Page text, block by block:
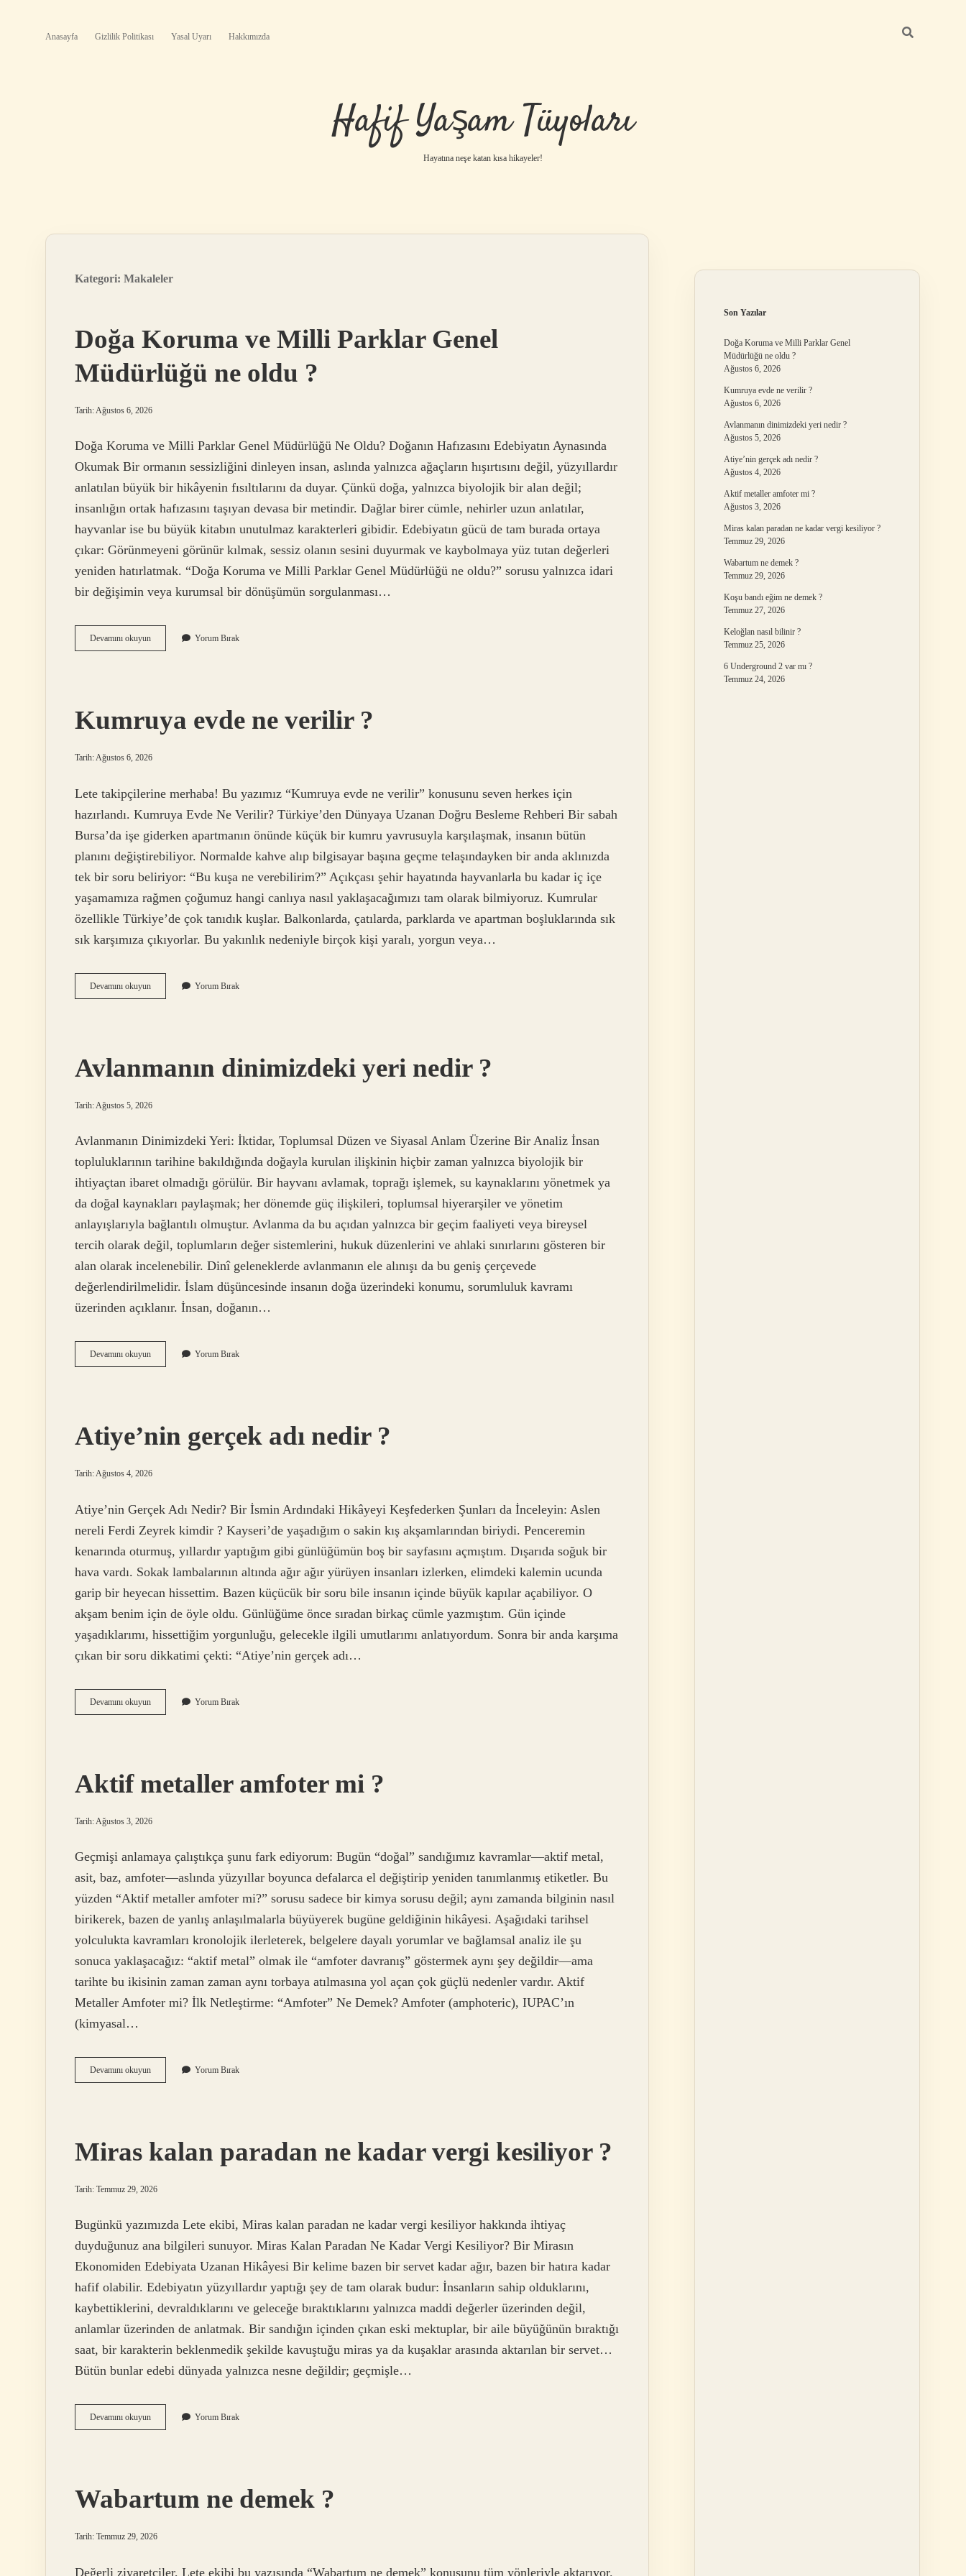
Anasayfa Gizlilik Politikası Yasal Uyarı Hakkımızda
Hafif Yaşam Tüyoları
Hayatına neşe katan kısa hikayeler!
Kategori: Makaleler
Doğa Koruma ve Milli Parklar Genel
Müdürlüğü ne oldu ?
Tarih: Ağustos 6, 2026
Doğa Koruma ve Milli Parklar Genel Müdürlüğü Ne Oldu? Doğanın Hafızasını Edebiyatın Aynasında
Okumak Bir ormanın sessizliğini dinleyen insan, aslında yalnızca ağaçların hışırtısını değil, yüzyıllardır
anlatılan büyük bir hikâyenin fısıltılarını da duyar. Çünkü doğa, yalnızca biyolojik bir alan değil;
insanlığın ortak hafızasını taşıyan devasa bir metindir. Dağlar birer cümle, nehirler uzun anlatılar,
hayvanlar ise bu büyük kitabın unutulmaz karakterleri gibidir. Edebiyatın gücü de tam burada ortaya
çıkar: Görünmeyeni görünür kılmak, sessiz olanın sesini duyurmak ve kaybolmaya yüz tutan değerleri
yeniden hatırlatmak. “Doğa Koruma ve Milli Parklar Genel Müdürlüğü ne oldu?” sorusu yalnızca idari
bir değişimin veya kurumsal bir dönüşümün sorgulanması…
Devamını okuyunDoğa
Koruma
Müdürlüğü
ne
?
Yorum Bırak
Kumruya evde ne verilir ?
Tarih: Ağustos 6, 2026
Lete takipçilerine merhaba! Bu yazımız “Kumruya evde ne verilir” konusunu seven herkes için
hazırlandı. Kumruya Evde Ne Verilir? Türkiye’den Dünyaya Uzanan Doğru Besleme Rehberi Bir sabah
Bursa’da işe giderken apartmanın önünde küçük bir kumru yavrusuyla karşılaşmak, insanın bütün
planını değiştirebiliyor. Normalde kahve alıp bilgisayar başına geçme telaşındayken bir anda aklınızda
tek bir soru beliriyor: “Bu kuşa ne verebilirim?” Açıkçası şehir hayatında hayvanlarla bu kadar iç içe
yaşamamıza rağmen çoğumuz hangi canlıya nasıl yaklaşacağımızı tam olarak bilmiyoruz. Kumrular
özellikle Türkiye’de çok tanıdık kuşlar. Balkonlarda, çatılarda, parklarda ve apartman boşluklarında sık
sık karşımıza çıkıyorlar. Bu yakınlık nedeniyle birçok kişi yaralı, yorgun veya…
Devamını okuyunKumruya
evde
Yorum Bırak
Avlanmanın dinimizdeki yeri nedir ?
Tarih: Ağustos 5, 2026
Avlanmanın Dinimizdeki Yeri: İktidar, Toplumsal Düzen ve Siyasal Anlam Üzerine Bir Analiz İnsan
topluluklarının tarihine bakıldığında doğayla kurulan ilişkinin hiçbir zaman yalnızca biyolojik bir
ihtiyaçtan ibaret olmadığı görülür. Bir hayvanı avlamak, toprağı işlemek, su kaynaklarını yönetmek ya
da doğal kaynakları paylaşmak; her dönemde güç ilişkileri, toplumsal hiyerarşiler ve yönetim
anlayışlarıyla bağlantılı olmuştur. Avlanma da bu açıdan yalnızca bir geçim faaliyeti veya bireysel
tercih olarak değil, toplumların değer sistemlerini, hukuk düzenlerini ve ahlaki sınırlarını gösteren bir
alan olarak incelenebilir. Dinî geleneklerde avlanmanın ele alınışı da bu geniş çerçevede
değerlendirilmelidir. İslam düşüncesinde insanın doğa üzerindeki konumu, sorumluluk kavramı
üzerinden açıklanır. İnsan, doğanın…
Devamını okuyunAvlanmanın
dinimizdeki
Yorum Bırak
Atiye’nin gerçek adı nedir ?
Tarih: Ağustos 4, 2026
Atiye’nin Gerçek Adı Nedir? Bir İsmin Ardındaki Hikâyeyi Keşfederken Şunları da İnceleyin: Aslen
nereli Ferdi Zeyrek kimdir ? Kayseri’de yaşadığım o sakin kış akşamlarından biriydi. Penceremin
kenarında oturmuş, yıllardır yaptığım gibi günlüğümün boş bir sayfasını açmıştım. Dışarıda soğuk bir
hava vardı. Sokak lambalarının altında ağır ağır yürüyen insanları izlerken, elimdeki kalemin ucunda
garip bir heyecan hissettim. Bazen küçücük bir soru bile insanın içinde büyük kapılar açabiliyor. O
akşam benim için de öyle oldu. Günlüğüme önce sıradan birkaç cümle yazmıştım. Gün içinde
yaşadıklarımı, hissettiğim yorgunluğu, gelecekle ilgili umutlarımı anlatıyordum. Sonra bir anda karşıma
çıkan bir soru dikkatimi çekti: “Atiye’nin gerçek adı…
Devamını okuyunAtiye’nin
gerçek
Yorum Bırak
Aktif metaller amfoter mi ?
Tarih: Ağustos 3, 2026
Geçmişi anlamaya çalıştıkça şunu fark ediyorum: Bugün “doğal” sandığımız kavramlar—aktif metal,
asit, baz, amfoter—aslında yüzyıllar boyunca defalarca el değiştirip yeniden tanımlanmış etiketler. Bu
yüzden “Aktif metaller amfoter mi?” sorusu sadece bir kimya sorusu değil; aynı zamanda bilginin nasıl
birikerek, bazen de yanlış anlaşılmalarla büyüyerek bugüne geldiğinin hikâyesi. Aşağıdaki tarihsel
yolculukta kavramları kronolojik ilerleterek, belgelere dayalı yorumlar ve bağlamsal analiz ile şu
sonuca yaklaşacağız: “aktif metal” olmak ile “amfoter davranış” göstermek aynı şey değildir—ama
tarihte bu ikisinin zaman zaman aynı torbaya atılmasına yol açan çok güçlü nedenler vardır. Aktif
Metaller Amfoter mi? İlk Netleştirme: “Amfoter” Ne Demek? Amfoter (amphoteric), IUPAC’ın
(kimyasal…
Devamını okuyunAktif
metaller
Yorum Bırak
Miras kalan paradan ne kadar vergi kesiliyor ?
Tarih: Temmuz 29, 2026
Bugünkü yazımızda Lete ekibi, Miras kalan paradan ne kadar vergi kesiliyor hakkında ihtiyaç
duyduğunuz ana bilgileri sunuyor. Miras Kalan Paradan Ne Kadar Vergi Kesiliyor? Bir Mirasın
Ekonomiden Edebiyata Uzanan Hikâyesi Bir kelime bazen bir servet kadar ağır, bazen bir hatıra kadar
hafif olabilir. Edebiyatın yüzyıllardır yaptığı şey de tam olarak budur: İnsanların sahip olduklarını,
kaybettiklerini, devraldıklarını ve geleceğe bıraktıklarını yalnızca maddi değerler üzerinden değil,
anlamlar üzerinden de anlatmak. Bir sandığın içinden çıkan eski mektuplar, bir aile büyüğünün bıraktığı
saat, bir karakterin beklenmedik şekilde kavuştuğu miras ya da kuşaklar arasında aktarılan bir servet…
Bütün bunlar edebi dünyada yalnızca nesne değildir; geçmişle…
Devamını okuyunMiras
kalan
kesiliyor
?
Yorum Bırak
Wabartum ne demek ?
Tarih: Temmuz 29, 2026
Değerli ziyaretçiler, Lete ekibi bu yazısında “Wabartum ne demek” konusunu tüm yönleriyle aktarıyor.
Son Yazılar
Doğa Koruma ve Milli Parklar Genel
Müdürlüğü ne oldu ?
Ağustos 6, 2026
Kumruya evde ne verilir ?
Ağustos 6, 2026
Avlanmanın dinimizdeki yeri nedir ?
Ağustos 5, 2026
Atiye’nin gerçek adı nedir ?
Ağustos 4, 2026
Aktif metaller amfoter mi ?
Ağustos 3, 2026
Miras kalan paradan ne kadar vergi kesiliyor ?
Temmuz 29, 2026
Wabartum ne demek ?
Temmuz 29, 2026
Koşu bandı eğim ne demek ?
Temmuz 27, 2026
Keloğlan nasıl bilinir ?
Temmuz 25, 2026
6 Underground 2 var mı ?
Temmuz 24, 2026